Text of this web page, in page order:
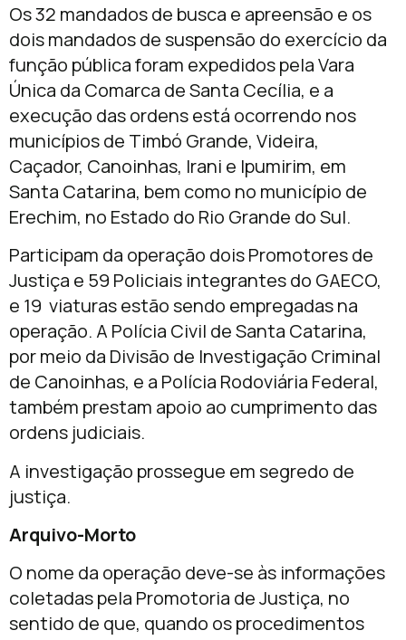
Os 32 mandados de busca e apreensão e os
dois mandados de suspensão do exercício da
função pública foram expedidos pela Vara
Única da Comarca de Santa Cecília, e a
execução das ordens está ocorrendo nos
municípios de Timbó Grande, Videira,
Caçador, Canoinhas, Irani e Ipumirim, em
Santa Catarina, bem como no município de
Erechim, no Estado do Rio Grande do Sul.
Participam da operação dois Promotores de
Justiça e 59 Policiais integrantes do GAECO,
e 19 viaturas estão sendo empregadas na
operação. A Polícia Civil de Santa Catarina,
por meio da Divisão de Investigação Criminal
de Canoinhas, e a Polícia Rodoviária Federal,
também prestam apoio ao cumprimento das
ordens judiciais.
A investigação prossegue em segredo de
justiça.
Arquivo-Morto
O nome da operação deve-se às informações
coletadas pela Promotoria de Justiça, no
sentido de que, quando os procedimentos